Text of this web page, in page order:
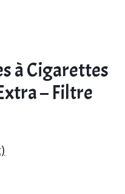
à Cigarettes
– Filtre